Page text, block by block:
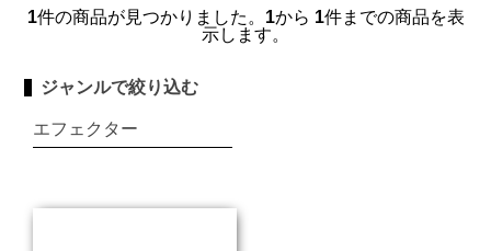
1件の商品が見つかりました。 1から 1件までの商品を表
示します。
ジャンルで絞り込む
エフェクター